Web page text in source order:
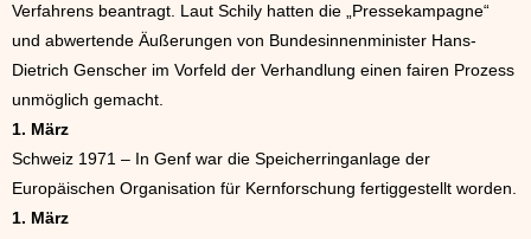
Verfahrens beantragt. Laut Schily hatten die „Pressekampagne“
und abwertende Äußerungen von Bundesinnenminister Hans-
Dietrich Genscher im Vorfeld der Verhandlung einen fairen Prozess
unmöglich gemacht.
1. März
Schweiz 1971 – In Genf war die Speicherringanlage der
Europäischen Organisation für Kernforschung fertiggestellt worden.
1. März